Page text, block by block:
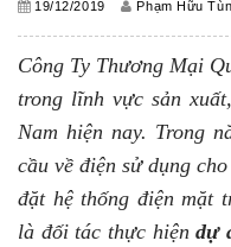
19/12/2019 Phạm Hữu
Công Ty Thương Mại
trong lĩnh vực sản
Nam hiện nay. Trong
cầu về điện sử dụng
đặt hệ thống điện mặt
là đối tác thực hiệndự